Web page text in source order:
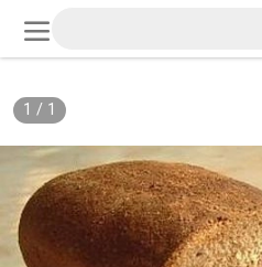
1
/
1